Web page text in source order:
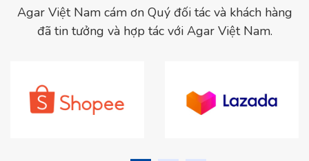
Agar Việt Nam cám ơn Quý đối tác và khách hàng
đã tin tưởng và hợp tác với Agar Việt Nam.